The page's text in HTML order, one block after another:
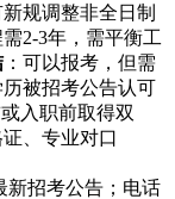
规调整非全日制
2-3年，需平衡工
：可以报考，但需
被招考公告认可
入职前取得双
、专业对口
新招考公告；电话